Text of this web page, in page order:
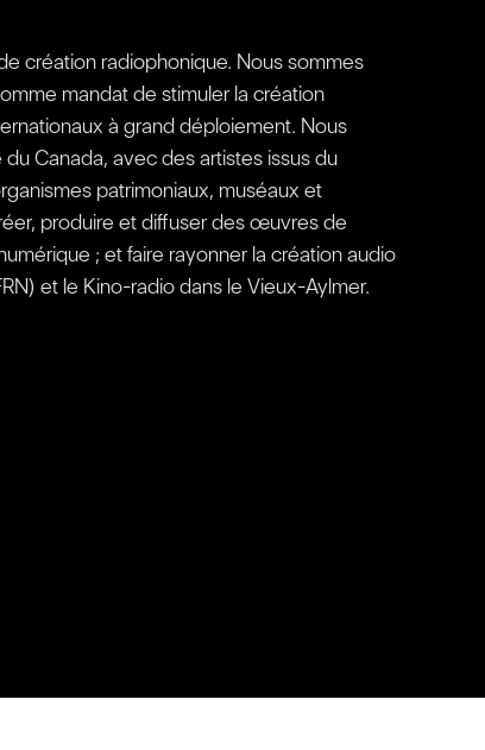
création radiophonique. Nous sommes
mandat de stimuler la création
à grand déploiement. Nous
Canada, avec des artistes issus du
patrimoniaux, muséaux et
produire et diffuser des œuvres de
; et faire rayonner la création audio
et le Kino-radio dans le Vieux-Aylmer.